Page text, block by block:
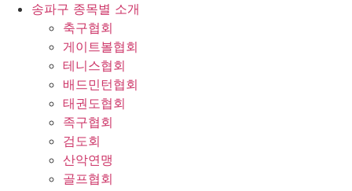
송파구 종목별 소개
축구협회
게이트볼협회
테니스협회
배드민턴협회
태권도협회
족구협회
검도회
산악연맹
골프협회